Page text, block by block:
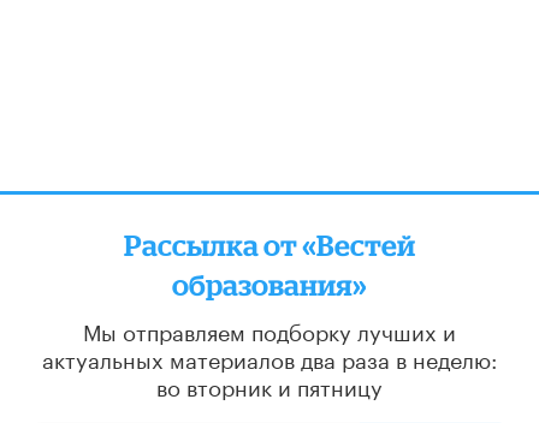
Рассылка от «Вестей
образования»
Мы отправляем подборку лучших и
актуальных материалов два раза в неделю:
во вторник и пятницу